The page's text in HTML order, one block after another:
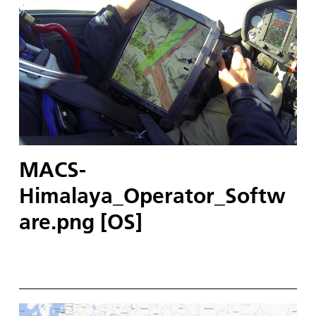
MACS-
Himalaya_Operator_Softw
are.png [OS]